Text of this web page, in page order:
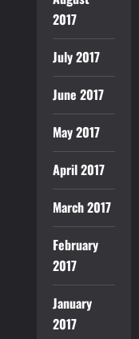
2017
July 2017
June 2017
May 2017
April 2017
March 2017
February
2017
January
2017